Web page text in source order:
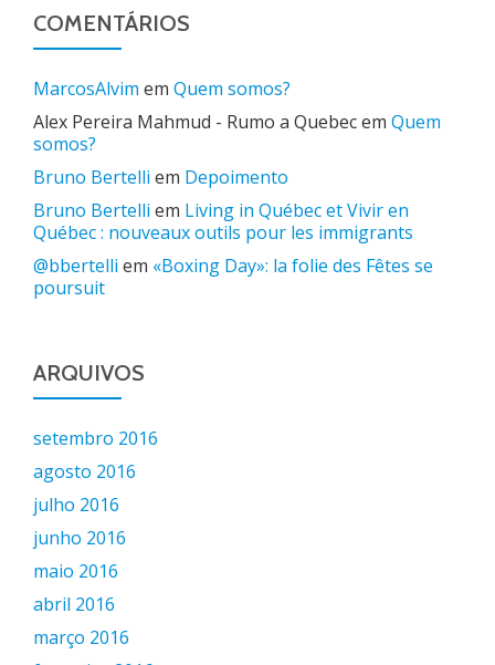
COMENTÁRIOS
MarcosAlvim em Quem somos?
Alex Pereira Mahmud - Rumo a Quebecem Quem
somos?
Bruno Bertelli em Depoimento
Bruno Bertelli em Living in Québec et Vivir en
Québec : nouveaux outils pour les immigrants
@bbertelli em «Boxing Day»: la folie des Fêtes se
poursuit
ARQUIVOS
setembro 2016
agosto 2016
julho 2016
junho 2016
maio 2016
abril 2016
março 2016